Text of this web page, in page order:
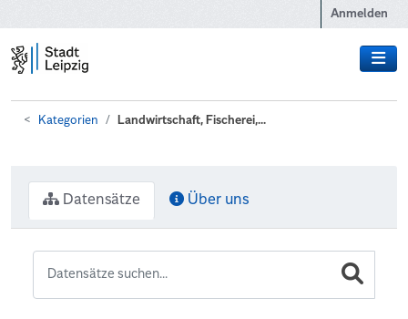
Anmelden
Kategorien Landwirtschaft, Fischerei,...
Datensätze Über uns